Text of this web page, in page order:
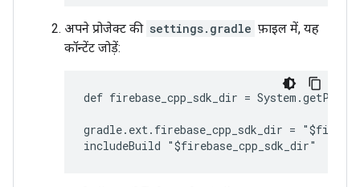
अपने प्रोजेक्ट की settings.gradle फ़ाइल में, यह
कॉन्टेंट जोड़ें:
def firebase_cpp_sdk_dir =
gradle.ext.firebase_cpp_sdk_dir =